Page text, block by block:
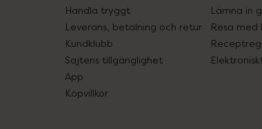
Handla tryggt
Leverans, betalning och retur
Kundklubb
Sajtens tillgänglighet
App
Köpvillkor
Lämna in
Resa med